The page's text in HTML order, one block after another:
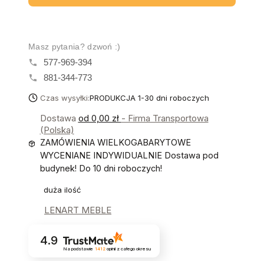
Masz pytania? dzwoń :)
577-969-394
881-344-773
Czas wysyłki:PRODUKCJA 1-30 dni roboczych
Dostawa od 0,00 zł - Firma Transportowa
(Polska)
ZAMÓWIENIA WIELKOGABARYTOWE
WYCENIANE INDYWIDUALNIE Dostawa pod
budynek! Do 10 dni roboczych!
duża ilość
LENART MEBLE
4.9
Na podstawie 1412opinii z całego okresu